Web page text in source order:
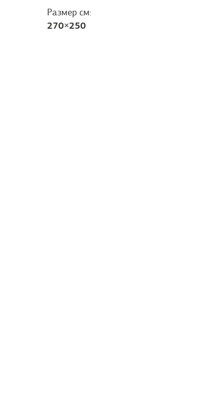
Размер см:
270×250